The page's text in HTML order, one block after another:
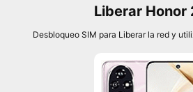
Liberar Honor
Desbloqueo SIM para Liberar la red y